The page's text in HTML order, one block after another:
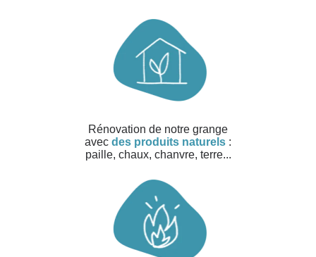
Rénovation de notre grange
avec des produits naturels :
paille, chaux, chanvre, terre...